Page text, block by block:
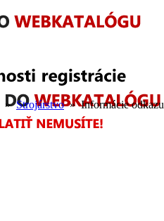
»Strojárstvo» Informácie odkazu